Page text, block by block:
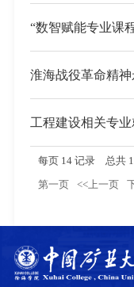
淮海战役革命精
每页 14记录 总共
第一页
<<上一页